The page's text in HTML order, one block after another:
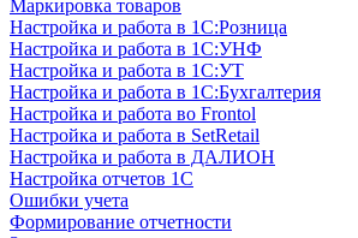
Маркировка товаров
Настройка и работа в 1С:Розница
Настройка и работа в 1С:УНФ
Настройка и работа в 1С:УТ
Настройка и работа в 1С:Бухгалтерия
Настройка и работа во Frontol
Настройка и работа в SetRetail
Настройка и работа в ДАЛИОН
Настройка отчетов 1С
Ошибки учета
Формирование отчетности